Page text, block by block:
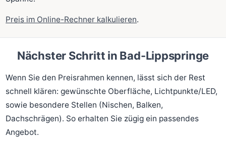
Preis im Online-Rechner kalkulieren.
Nächster Schritt in Bad-Lippspringe
Wenn Sie den Preisrahmen kennen, lässt sich der Rest
schnell klären: gewünschte Oberfläche, Lichtpunkte/LED,
sowie besondere Stellen (Nischen, Balken,
Dachschrägen). So erhalten Sie zügig ein passendes
Angebot.